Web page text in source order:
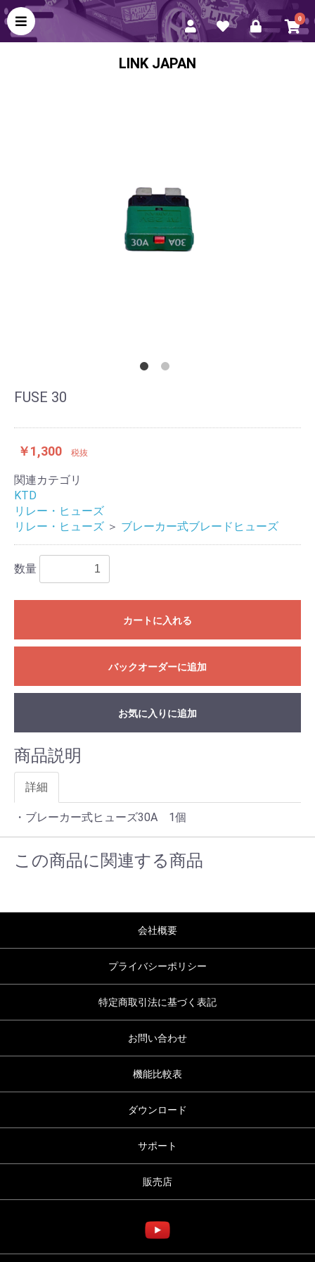
0
LINK JAPAN
FUSE 30
￥1,300 税抜
関連カテゴリ
KTD
リレー・ヒューズ
リレー・ヒューズ ＞ ブレーカー式ブレードヒューズ
数量
カートに入れる
バックオーダーに追加
お気に入りに追加
商品説明
詳細
・ブレーカー式ヒューズ30A 1個
この商品に関連する商品
会社概要
プライバシーポリシー
特定商取引法に基づく表記
お問い合わせ
機能比較表
ダウンロード
サポート
販売店